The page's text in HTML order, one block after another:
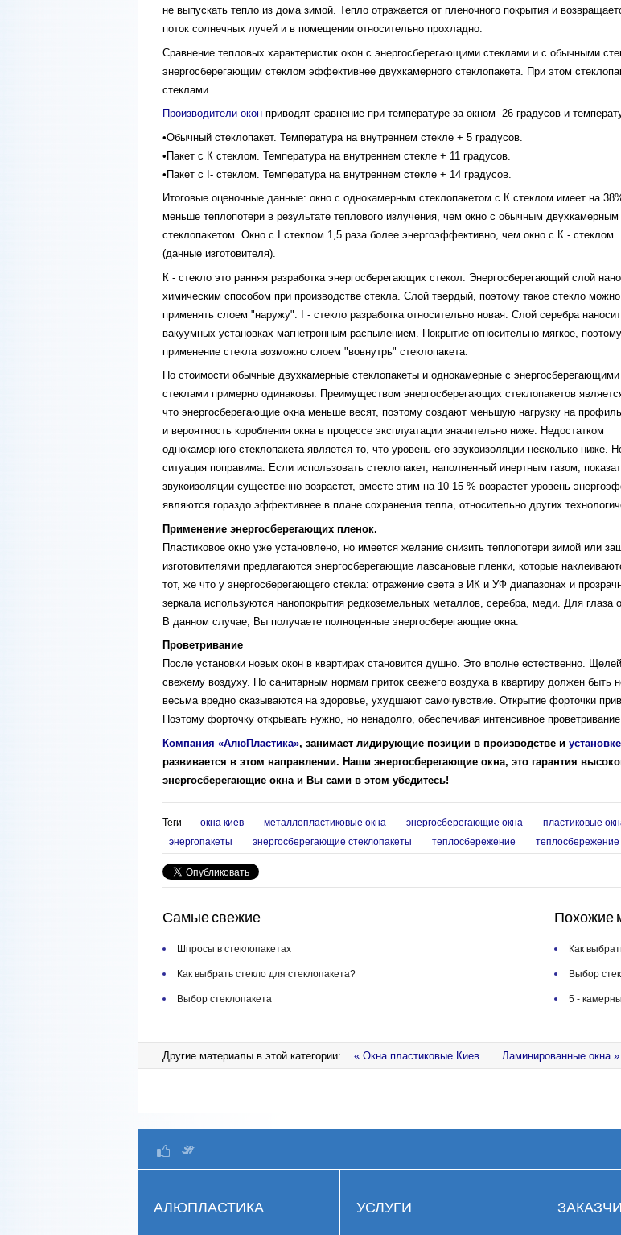
не выпускать тепло из дома зимой. Тепло отражается от пленочного покрытия и
поток солнечных лучей и в помещении относительно прохладно.
Сравнение тепловых характеристик окон с энергосберегающими стеклами и с обычными
энергосберегающим стеклом эффективнее двухкамерного стеклопакета. При этом
стеклами.
Производители окон приводят сравнение при температуре за окном -26 градусов и
•Обычный стеклопакет. Температура на внутреннем стекле + 5 градусов.
•Пакет с К стеклом. Температура на внутреннем стекле + 11 градусов.
•Пакет с I- стеклом. Температура на внутреннем стекле + 14 градусов.
Итоговые оценочные данные: окно с однокамерным стеклопакетом с К стеклом имеет на
меньше теплопотери в результате теплового излучения, чем окно с обычным двухкамерным
стеклопакетом. Окно с I стеклом 1,5 раза более энергоэффективно, чем окно с К - стеклом
(данные изготовителя).
К - стекло это ранняя разработка энергосберегающих стекол. Энергосберегающий слой
химическим способом при производстве стекла. Слой твердый, поэтому такое стекло можно
применять слоем "наружу". I - стекло разработка относительно новая. Слой серебра
вакуумных установках магнетронным распылением. Покрытие относительно мягкое, поэтому
применение стекла возможно слоем "вовнутрь" стеклопакета.
По стоимости обычные двухкамерные стеклопакеты и однокамерные с энергосберегающими
стеклами примерно одинаковы. Преимуществом энергосберегающих стеклопакетов
что энергосберегающие окна меньше весят, поэтому создают меньшую нагрузку на
и вероятность коробления окна в процессе эксплуатации значительно ниже. Недостатком
однокамерного стеклопакета является то, что уровень его звукоизоляции несколько ниже.
ситуация поправима. Если использовать стеклопакет, наполненный инертным газом,
звукоизоляции существенно возрастет, вместе этим на 10-15 % возрастет уровень
являются гораздо эффективнее в плане сохранения тепла, относительно других
Применение энергосберегающих пленок.
Пластиковое окно уже установлено, но имеется желание снизить теплопотери зимой или
изготовителями предлагаются энергосберегающие лавсановые пленки, которые
тот, же что у энергосберегающего стекла: отражение света в ИК и УФ диапазонах и
зеркала используются нанопокрытия редкоземельных металлов, серебра, меди. Для глаза
В данном случае, Вы получаете полноценные энергосберегающие окна.
Проветривание
После установки новых окон в квартирах становится душно. Это вполне естественно.
свежему воздуху. По санитарным нормам приток свежего воздуха в квартиру должен
весьма вредно сказываются на здоровье, ухудшают самочувствие. Открытие форточки
Поэтому форточку открывать нужно, но ненадолго, обеспечивая интенсивное
Компания «АлюПластика», занимает лидирующие позиции в производстве и установке
развивается в этом направлении. Наши энергосберегающие окна, это гарантия
энергосберегающие окна и Вы сами в этом убедитесь!
Теги окна киев металлопластиковые окна энергосберегающие окна пластиковые
энергопакеты
энергосберегающие стеклопакеты теплосбережение теплосбережение
Самые свежие
Шпросы в стеклопакетах
Как выбрать стекло для стеклопакета?
Выбор стеклопакета
Похожие
Как
Выбор
5 -
Другие материалы в этой категории: « Окна пластиковые Киев Ламинированные окна »
АЛЮПЛАСТИКА УСЛУГИ